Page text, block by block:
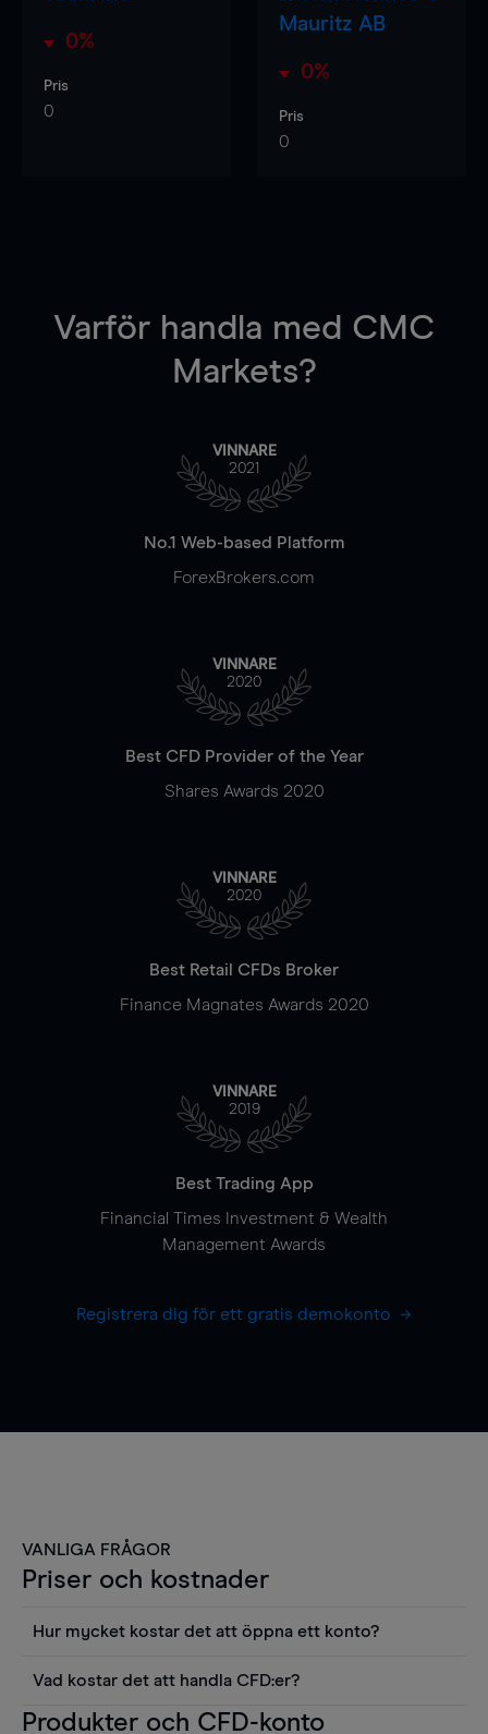
0%
Pris
0
Mauritz AB
0%
Pris
0
Varför handla med CMC
Markets?
VINNARE
2021
No.1 Web-based Platform
ForexBrokers.com
VINNARE
2020
Best CFD Provider of the Year
Shares Awards 2020
VINNARE
2020
Best Retail CFDs Broker
Finance Magnates Awards 2020
VINNARE
2019
Best Trading App
Financial Times Investment & Wealth
Management Awards
Registrera dig för ett gratis demokonto
VANLIGA FRÅGOR
Priser och kostnader
Hur mycket kostar det att öppna ett konto?
använda sådana verktyg som diagram, Reuters
Vad kostar det att handla CFD:er?
Det är en rad kostnader att tänka på när man
Produkter och CFD-konto